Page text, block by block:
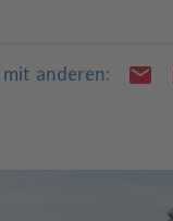
anderen: